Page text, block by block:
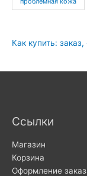
Как купить:
Ссылки
Магазин
Корзина
Оформление